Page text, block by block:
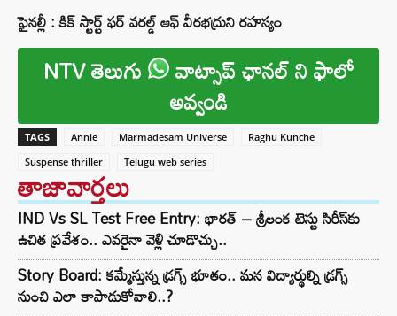
ఫైనల్లీ : కిక్ స్టార్ట్ ఫర్ వరల్డ్ ఆఫ్ వీరభద్రుని రహస్యం
NTV తెలుగు వాట్సాప్ ఛానల్ ని ఫాలో
అవ్వండి
TAGS Annie Marmadesam Universe
Raghu Kunche
Suspense thriller
Telugu web series
తాజావార్తలు
IND Vs SL Test Free Entry: భారత్ – శ్రీలంక టెస్టు సిరీస్‌కు
ఉచిత ప్రవేశం.. ఎవరైనా వెళ్లి చూడొచ్చు..
Story Board: కమ్మేస్తున్న డ్రగ్స్ భూతం.. మన విద్యార్థుల్ని డ్రగ్స్
నుంచి ఎలా కాపాడుకోవాలి..?